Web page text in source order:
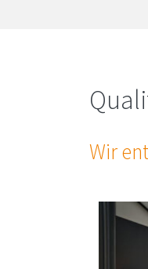
Wir